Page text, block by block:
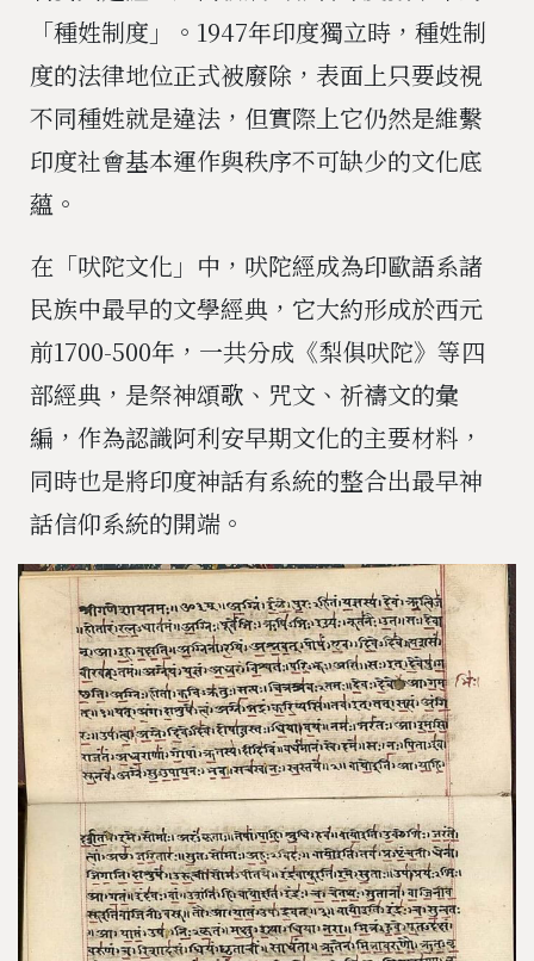
「種姓制度」。1947年印度獨立時，種姓制
度的法律地位正式被廢除，表面上只要歧視
不同種姓就是違法，但實際上它仍然是維繫
印度社會基本運作與秩序不可缺少的文化底
蘊。
在「吠陀文化」中，吠陀經成為印歐語系諸
民族中最早的文學經典，它大約形成於西元
前1700-500年，一共分成《梨俱吠陀》等四
部經典，是祭神頌歌、咒文、祈禱文的彙
編，作為認識阿利安早期文化的主要材料，
同時也是將印度神話有系統的整合出最早神
話信仰系統的開端。